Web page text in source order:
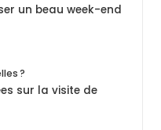
un beau week-end
?
sur la visite de